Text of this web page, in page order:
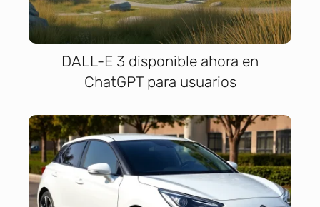
DALL-E 3 disponible ahora en
ChatGPT para usuarios